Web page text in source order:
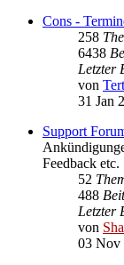
Cons -
258
6438
Letzter
von
31 Jan
Support
Feedback etc.
52
488
Letzter
von
03 Nov